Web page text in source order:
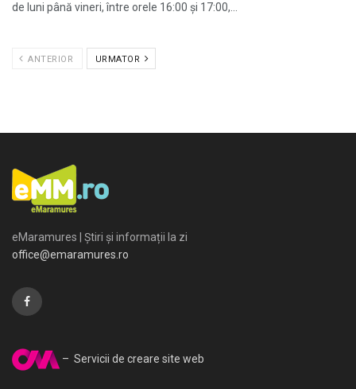
de luni până vineri, între orele 16:00 și 17:00,...
ANTERIOR URMATOR
eMaramures | Știri și informații la zi
office@emaramures.ro
– Servicii de creare site web